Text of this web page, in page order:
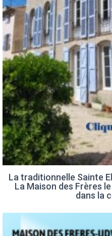
La traditionnelle Sainte
La Maison des Frères
dans la